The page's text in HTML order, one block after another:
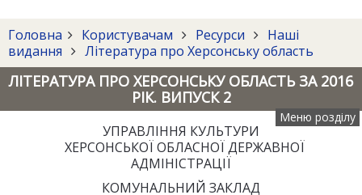
Головна Користувачам Ресурси
Наші
видання
Література про Херсонську область
ЛІТЕРАТУРА ПРО ХЕРСОНСЬКУ ОБЛАСТЬ ЗА 2016
РІК. ВИПУСК 2
Меню розділу
УПРАВЛІННЯ КУЛЬТУРИ
ХЕРСОНСЬКОЇ ОБЛАСНОЇ ДЕРЖАВНОЇ
АДМІНІСТРАЦІЇ
КОМУНАЛЬНИЙ ЗАКЛАД